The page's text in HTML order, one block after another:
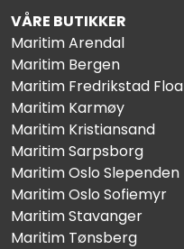
VÅRE BUTIKKER
Maritim Arendal
Maritim Bergen
Maritim Fredrikstad Floa
Maritim Karmøy
Maritim Kristiansand
Maritim Sarpsborg
Maritim Oslo Slependen
Maritim Oslo Sofiemyr
Maritim Stavanger
Maritim Tønsberg